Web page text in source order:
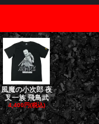
風魔の小次郎 夜
叉一族 飛鳥武
4,400円(税込)
風魔の小次
魔一族 竜
4,400円(税